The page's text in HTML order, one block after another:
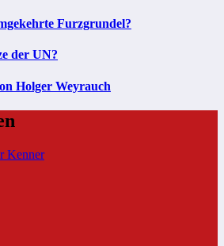
Furzgrundel?
der UN?
Holger Weyrauch
Kenner